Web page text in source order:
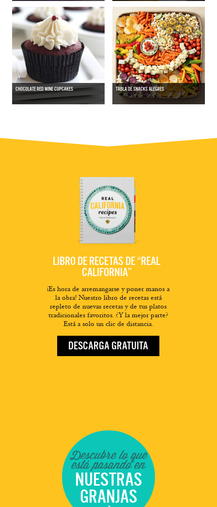
CHOCOLATE RED WINE CUPCAKES TABLA DE SNACKS ALEGRES
LIBRO DE RECETAS DE “REAL
CALIFORNIA”
¡Es hora de arremangarse y poner manos a
la obra! Nuestro libro de recetas está
repleto de nuevas recetas y de tus platos
tradicionales favoritos. ¿Y la mejor parte?
Está a solo un clic de distancia.
DESCARGA GRATUITA
Descubre lo que
está pasando en
NUESTRAS
GRANJAS